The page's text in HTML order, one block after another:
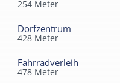
254 Meter
Dorfzentrum
428 Meter
Fahrradverleih
478 Meter